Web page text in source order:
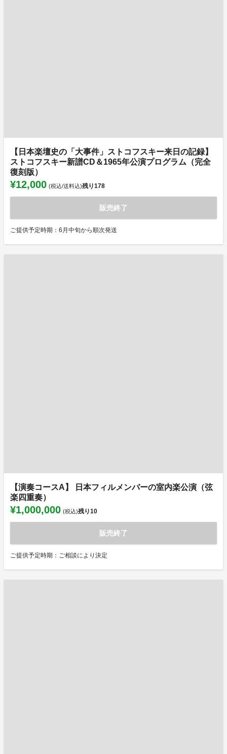
【日本楽壇史の「大事件」ストコフスキー来日の記録】
ストコフスキー新譜CD＆1965年公演プログラム（完全
復刻版）
¥12,000 (税込/送料込)残り178
販売終了
ご提供予定時期：6月中旬から順次発送
【演奏コースA】 日本フィルメンバーの室内楽公演（弦
楽四重奏）
¥1,000,000 (税込)残り10
販売終了
ご提供予定時期：ご相談により決定